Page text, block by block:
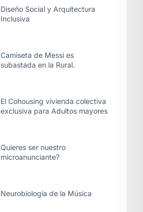
Diseño Social y Arquitectura
Inclusiva
Camiseta de Messi es
subastada en la Rural.
El Cohousing vivienda colectiva
exclusiva para Adultos mayores
Quieres ser nuestro
microanunciante?
Neurobiología de la Música